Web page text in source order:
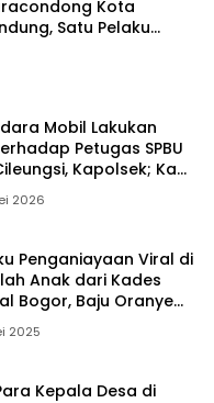
Kota
Satu Pelaku
Mobil Lakukan
Petugas SPBU
Kapolsek; Kami
2026
Penganiayaan Viral di
Anak dari Kades
Bogor, Baju Oranye
2025
Kepala Desa di